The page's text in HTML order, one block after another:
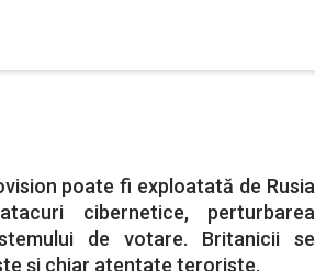
poate fi exploatată de Rusia
cibernetice, perturbarea
de votare. Britanicii se
și chiar atentate teroriste.